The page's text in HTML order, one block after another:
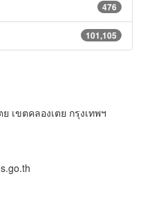
476
101,105
เขตคลองเตย กรุงเทพฯ